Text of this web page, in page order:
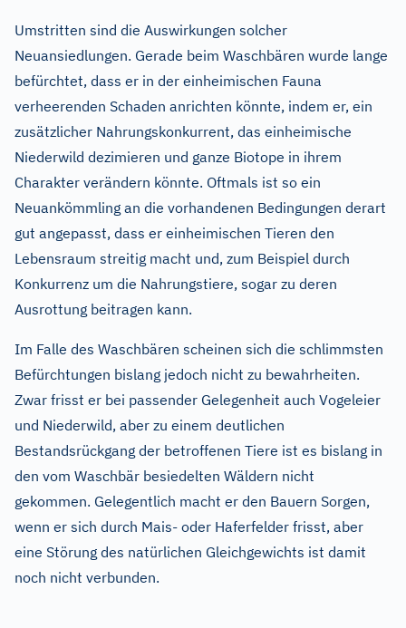
Umstritten sind die Auswirkungen solcher
Neuansiedlungen. Gerade beim Waschbären wurde lange
befürchtet, dass er in der einheimischen Fauna
verheerenden Schaden anrichten könnte, indem er, ein
zusätzlicher Nahrungskonkurrent, das einheimische
Niederwild dezimieren und ganze Biotope in ihrem
Charakter verändern könnte. Oftmals ist so ein
Neuankömmling an die vorhandenen Bedingungen derart
gut angepasst, dass er einheimischen Tieren den
Lebensraum streitig macht und, zum Beispiel durch
Konkurrenz um die Nahrungstiere, sogar zu deren
Ausrottung beitragen kann.
Im Falle des Waschbären scheinen sich die schlimmsten
Befürchtungen bislang jedoch nicht zu bewahrheiten.
Zwar frisst er bei passender Gelegenheit auch Vogeleier
und Niederwild, aber zu einem deutlichen
Bestandsrückgang der betroffenen Tiere ist es bislang in
den vom Waschbär besiedelten Wäldern nicht
gekommen. Gelegentlich macht er den Bauern Sorgen,
wenn er sich durch Mais- oder Haferfelder frisst, aber
eine Störung des natürlichen Gleichgewichts ist damit
noch nicht verbunden.